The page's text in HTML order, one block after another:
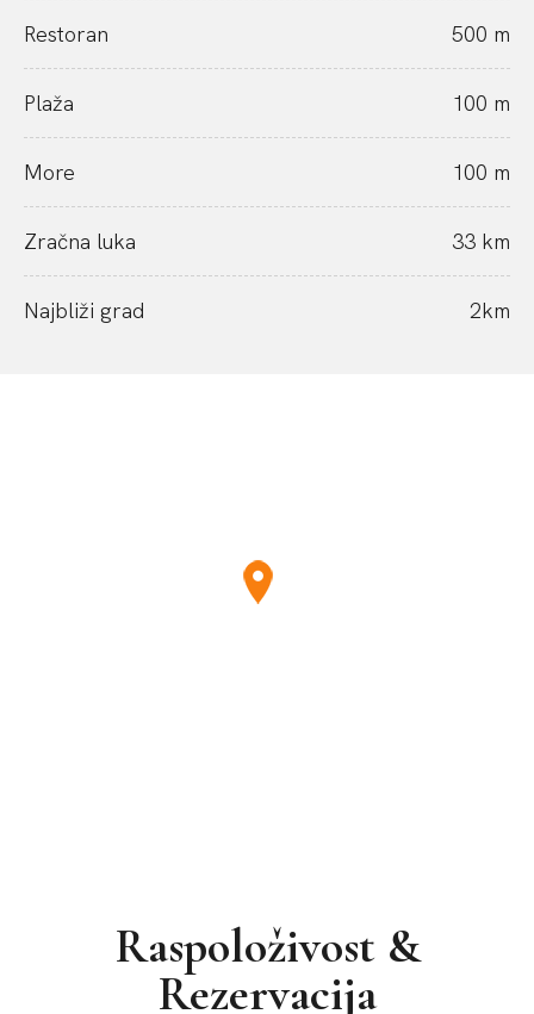
Restoran 500 m
Plaža 100 m
More 100 m
Zračna luka 33 km
Najbliži grad 2km
Raspoloživost &
Rezervacija